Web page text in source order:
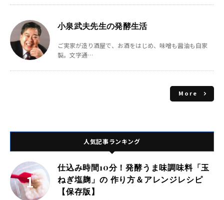
小泉武夫先生の発酵生活
ご実家が造り酒屋で、お酒をはじめ、味噌も醤油も自家
製。文字通…
More
人気記事ランキング
仕込み時間10分！発酵うま味調味料「玉
ねぎ塩麹」の 作り方＆アレンジレシピ
【保存版】